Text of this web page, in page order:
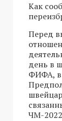
Как
Перед
день в
ФИФА,
ЧМ-